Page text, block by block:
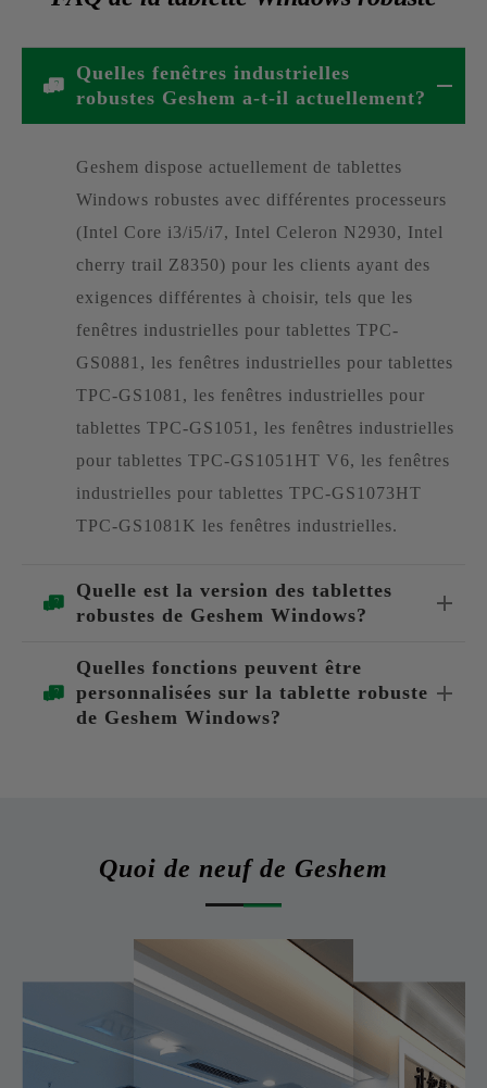
Quelles fenêtres industrielles
robustes Geshem a-t-il actuellement?
Geshem dispose actuellement de tablettes
Windows robustes avec différentes processeurs
(Intel Core i3/i5/i7, Intel Celeron N2930, Intel
cherry trail Z8350) pour les clients ayant des
exigences différentes à choisir, tels que les
fenêtres industrielles pour tablettes TPC-
GS0881, les fenêtres industrielles pour tablettes
TPC-GS1081, les fenêtres industrielles pour
tablettes TPC-GS1051, les fenêtres industrielles
pour tablettes TPC-GS1051HT V6, les fenêtres
industrielles pour tablettes TPC-GS1073HT
TPC-GS1081K les fenêtres industrielles.
Quelle est la version des tablettes
robustes de Geshem Windows?
Quelles fonctions peuvent être
personnalisées sur la tablette robuste
de Geshem Windows?
Quoi de neuf de Geshem